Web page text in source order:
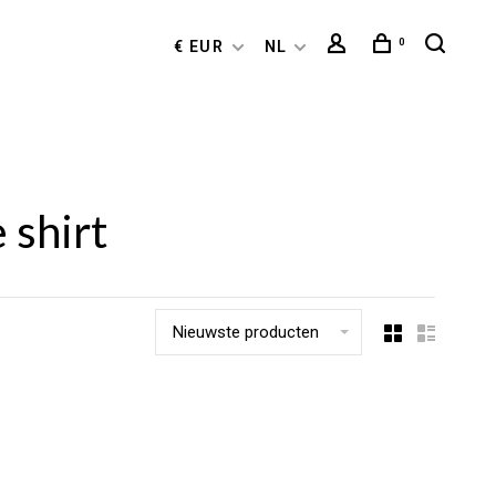
€ EUR NL 0
shirt
Nieuwste producten